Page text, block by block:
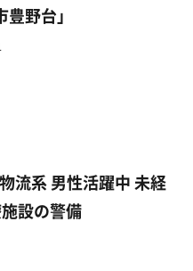
野台」
流系 男性活躍中 未経
設の警備